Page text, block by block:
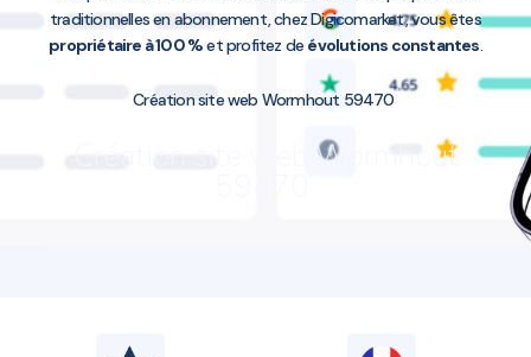
traditionnelles en abonnement, chez Digicomarket, vous êtes
propriétaire à 100 %et profitez de évolutions constantes
Création site web Wormhout 59470
Création site web Wormhout